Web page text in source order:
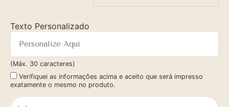
Texto Personalizado
(Máx. 30 caracteres)
Verifiquei as informações acima e aceito que será impresso
exatamente o mesmo no produto.